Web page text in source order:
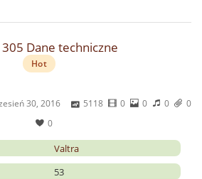
Dane techniczne
Hot
30, 2016 5118 0 0 0
0
0
Valtra
53